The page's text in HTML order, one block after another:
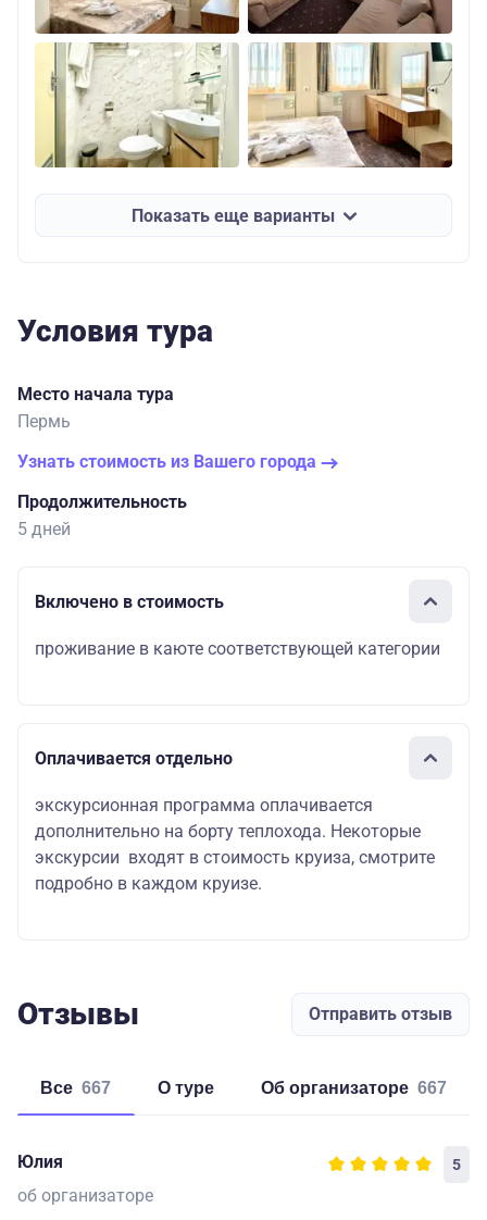
Показать еще варианты
Условия тура
Место начала тура
Пермь
Узнать стоимость из Вашего города
Продолжительность
5 дней
Включено в стоимость
проживание в каюте соответствующей категории
Оплачивается отдельно
экскурсионная программа оплачивается
дополнительно на борту теплохода. Некоторые
экскурсии входят в стоимость круиза, смотрите
подробно в каждом круизе.
Отзывы Отправить отзыв
Все 667 о туре об организаторе 667
Юлия 5
об организаторе